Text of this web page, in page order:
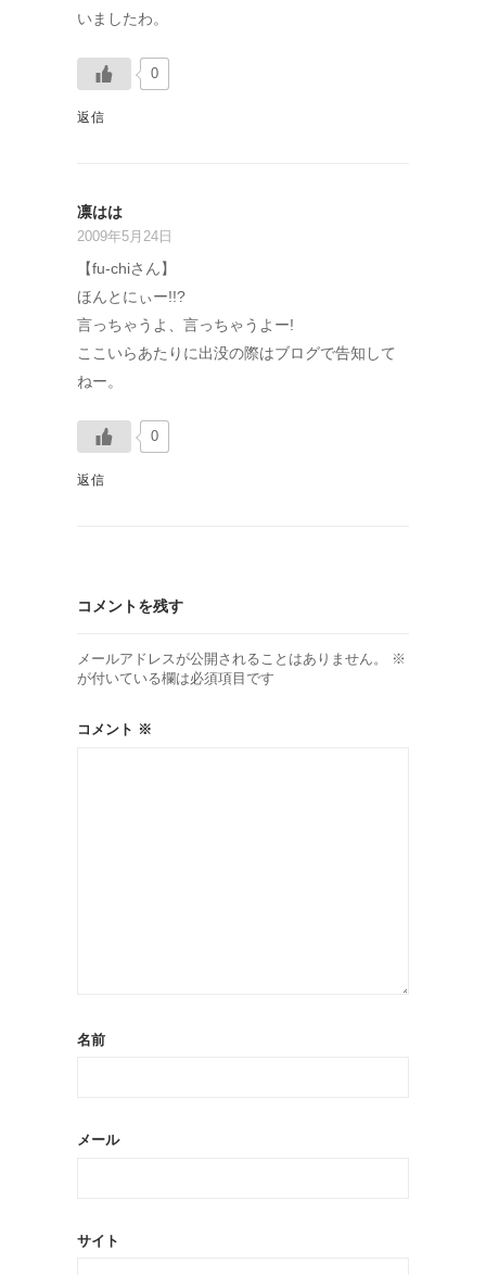
いましたわ。
0
返信
凛はは
2009年5月24日
【fu-chiさん】
ほんとにぃー!!?
言っちゃうよ、言っちゃうよー!
ここいらあたりに出没の際はブログで告知して
ねー。
0
返信
コメントを残す
メールアドレスが公開されることはありません。
※
が付いている欄は必須項目です
コメント ※
名前
メール
サイト